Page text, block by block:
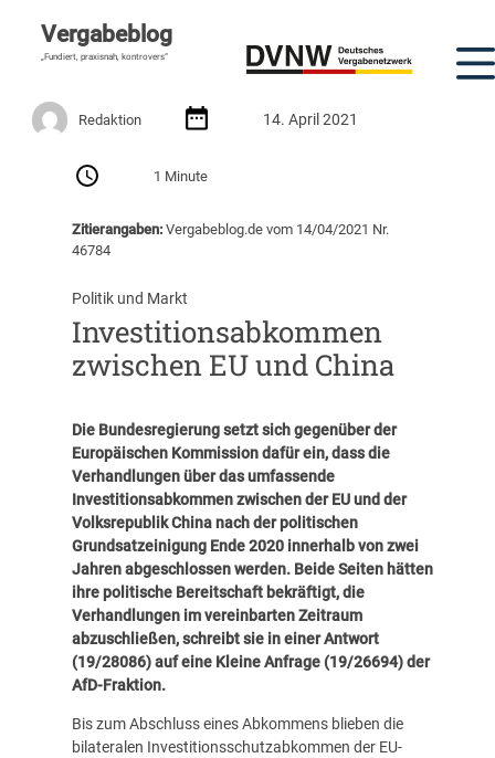
Vergabeblog
„Fundiert, praxisnah, kontrovers“
Redaktion 14. April 2021
1 Minute
Zitierangaben:Vergabeblog.de vom 14/04/2021 Nr.
46784
Politik und Markt
Investitionsabkommen
zwischen EU und China
Die Bundesregierung setzt sich gegenüber der
Europäischen Kommission dafür ein, dass die
Verhandlungen über das umfassende
Investitionsabkommen zwischen der EU und der
Volksrepublik China nach der politischen
Grundsatzeinigung Ende 2020 innerhalb von zwei
Jahren abgeschlossen werden. Beide Seiten hätten
ihre politische Bereitschaft bekräftigt, die
Verhandlungen im vereinbarten Zeitraum
abzuschließen, schreibt sie in einer Antwort
(19/28086) auf eine Kleine Anfrage (19/26694) der
AfD-Fraktion.
Bis zum Abschluss eines Abkommens blieben die
bilateralen Investitionsschutzabkommen der EU-